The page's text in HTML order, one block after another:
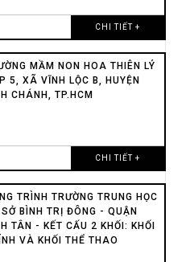
CHI TIẾT +
MẦM NON HOA THIÊN LÝ
5, XÃ VĨNH LỘC B, HUYỆN
CHÁNH, TP.HCM
CHI TIẾT +
TRÌNH TRƯỜNG TRUNG HỌC
SỞ BÌNH TRỊ ĐÔNG - QUẬN
TÂN - KẾT CẤU 2 KHỐI: KHỐI
VÀ KHỐI THỂ THAO